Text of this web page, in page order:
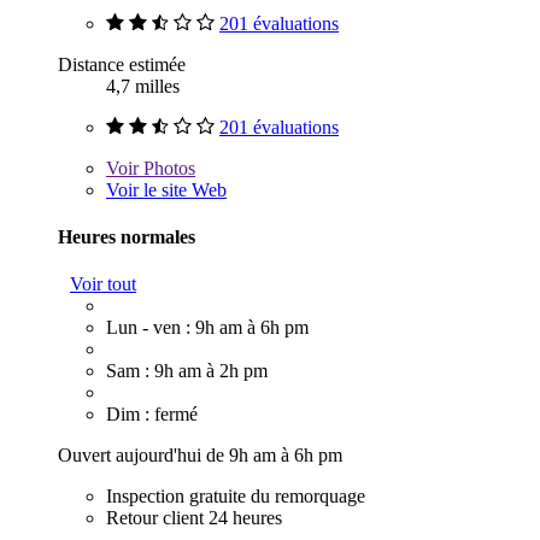
201 évaluations
Distance estimée
4,7 milles
201 évaluations
VoirPhotos
Voir le site Web
Heures normales
Voir tout
Lun - ven : 9h am à 6h pm
Sam : 9h am à 2h pm
Dim : fermé
Ouvert aujourd'hui de 9h am à 6h pm
Inspection gratuite du remorquage
Retour client 24 heures